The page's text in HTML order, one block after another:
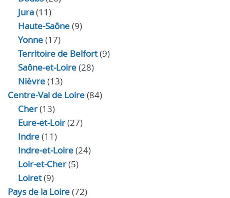
Jura(11)
Haute‑Saône(9)
Yonne(17)
Territoire de Belfort(9)
Saône-et-Loire(28)
Nièvre(13)
Centre-Val de Loire(84)
Cher(13)
Eure‑et‑Loir(27)
Indre(11)
Indre‑et‑Loire(24)
Loir‑et‑Cher(5)
Loiret(9)
Pays de la Loire(72)